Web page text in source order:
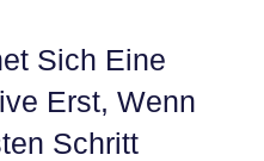
Sich Eine
Erst, Wenn
Schritt